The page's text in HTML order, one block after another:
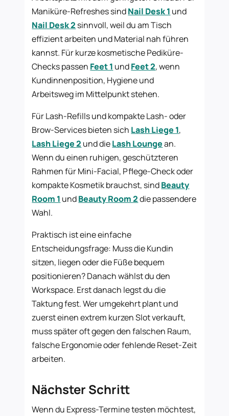
Maniküre-Refreshes sindNail Desk 1 und
Nail Desk 2 sinnvoll, weil du am Tisch
effizient arbeiten und Material nah führen
kannst. Für kurze kosmetische Pediküre-
Checks passen Feet 1 undFeet 2, wenn
Kundinnenposition, Hygiene und
Arbeitsweg im Mittelpunkt stehen.
Für Lash-Refills und kompakte Lash- oder
Brow-Services bieten sich Lash Liege 1,
Lash Liege 2 und dieLash Loungean.
Wenn du einen ruhigen, geschützteren
Rahmen für Mini-Facial, Pflege-Check oder
kompakte Kosmetik brauchst, sindBeauty
Room 1 undBeauty Room 2die passendere
Wahl.
Praktisch ist eine einfache
Entscheidungsfrage: Muss die Kundin
sitzen, liegen oder die Füße bequem
positionieren? Danach wählst du den
Workspace. Erst danach legst du die
Taktung fest. Wer umgekehrt plant und
zuerst einen extrem kurzen Slot verkauft,
muss später oft gegen den falschen Raum,
falsche Ergonomie oder fehlende Reset-Zeit
arbeiten.
Nächster Schritt
Wenn du Express-Termine testen möchtest,